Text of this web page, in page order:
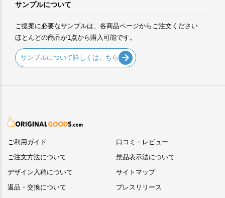
サンプルについて
ご提案に必要なサンプルは、各商品ページからご注文ください
ほとんどの商品が1点から購入可能です。
サンプルについて詳しくはこちら
ご利用ガイド
ご注文方法について
デザイン入稿について
返品・交換について
口コミ・レビュー
景品表示法について
サイトマップ
プレスリリース